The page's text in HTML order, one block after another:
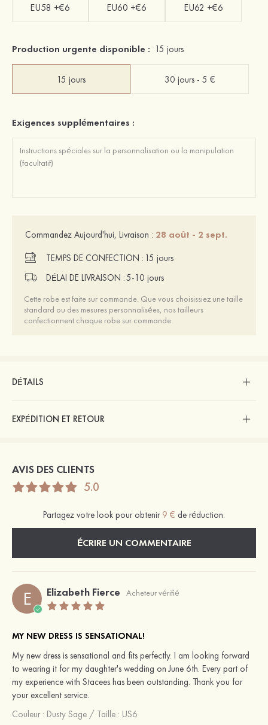
EU58 +€6 EU60 +€6 EU62 +€6
Production urgente disponible : 15 jours
15 jours 30 jours - 5 €
Exigences supplémentaires :
Commandez Aujourd'hui, Livraison : 28 août - 2 sept.
TEMPS DE CONFECTION : 15 jours
DÉLAI DE LIVRAISON :5-10 jours
Cette robe est faite sur commande. Que vous choisissiez une taille
standard ou des mesures personnalisées, nos tailleurs
confectionnent chaque robe sur commande.
DÉTAILS
EXPÉDITION ET RETOUR
AVIS DES CLIENTS
5.0
Partagez votre look pour obtenir 9 € de réduction.
ÉCRIRE UN COMMENTAIRE
E Elizabeth Fierce Acheteur vérifié
MY NEW DRESS IS SENSATIONAL!
My new dress is sensational and fits perfectly. I am looking forward
to wearing it for my daughter's wedding on June 6th. Every part of
my experience with Stacees has been outstanding. Thank you for
your excellent service.
Couleur : Dusty Sage / Taille : US6